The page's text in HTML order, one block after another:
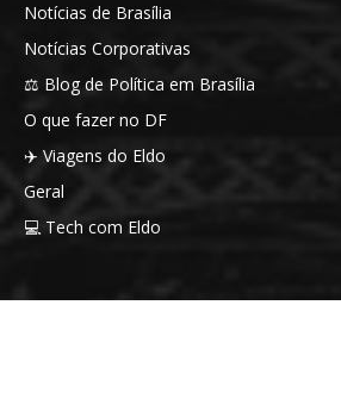
Notícias de Brasília
Notícias Corporativas
⚖️ Blog de Política em Brasília
O que fazer no DF
✈️ Viagens do Eldo
Geral
💻 Tech com Eldo